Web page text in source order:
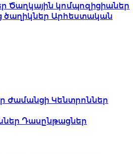
Ծաղկային կոմպոզիցիաներ
ծաղիկներ Արհեստական
Ժամանցի Կենտրոններ
Դասընթացներ